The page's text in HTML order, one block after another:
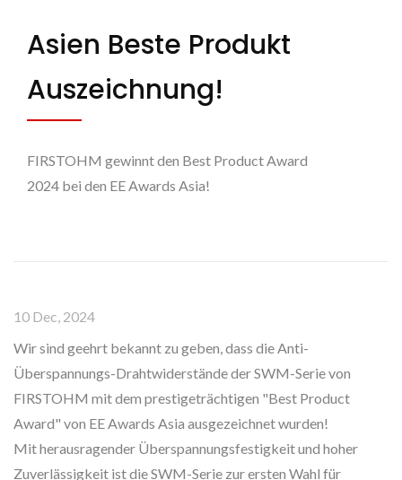
Asien Beste Produkt
Auszeichnung!
FIRSTOHM gewinnt den Best Product Award
2024 bei den EE Awards Asia!
10 Dec, 2024
Wir sind geehrt bekannt zu geben, dass die Anti-
Überspannungs-Drahtwiderstände der SWM-Serie von
FIRSTOHM mit dem prestigeträchtigen "Best Product
Award" von EE Awards Asia ausgezeichnet wurden!
Mit herausragender Überspannungsfestigkeit und hoher
Zuverlässigkeit ist die SWM-Serie zur ersten Wahl für